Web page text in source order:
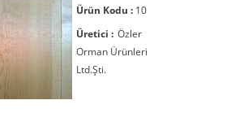
Ürün Kodu : 10
Üretici : Özler
Orman Ürünleri
Ltd.Şti.